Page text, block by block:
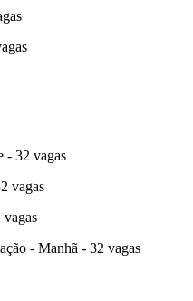
- 32 vagas
vagas
- Manhã - 32 vagas